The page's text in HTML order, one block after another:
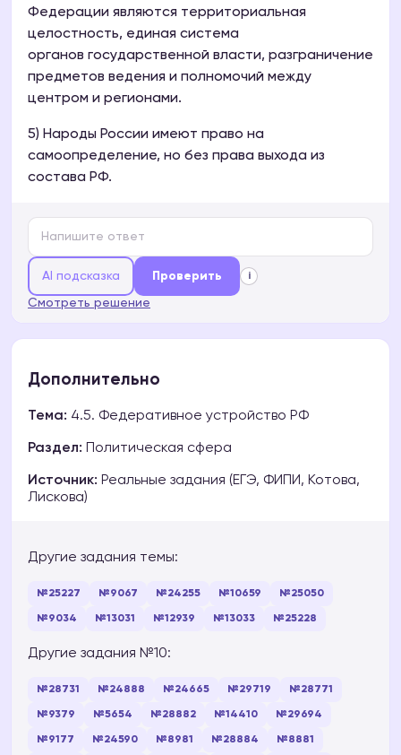
Федерации являются территориальная
целостность, единая система
органов государственной власти, разграничение
предметов ведения и полномочий между
центром и регионами.
5) Народы России имеют право на
самоопределение, но без права выхода из
состава РФ.
AI подсказка Проверить i
Смотреть решение
Дополнительно
Тема: 4.5. Федеративное устройство РФ
Раздел: Политическая сфера
Источник: Реальные задания (ЕГЭ, ФИПИ, Котова,
Лискова)
Другие задания темы:
№25227 №9067 №24255 №10659 №25050
№9034 №13031 №12939 №13033 №25228
Другие задания №10:
№28731 №24888 №24665 №29719 №28771
№9379 №5654 №28882 №14410 №29694
№9177 №24590 №8981 №28884 №8881